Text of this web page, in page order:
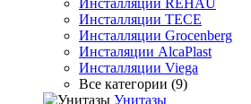
Инсталляции REHAU
Инсталляции TECE
Инсталляции Grocenberg
Инсталяции AlcaPlast
Инсталляции Viega
Все категории (9)
Унитазы